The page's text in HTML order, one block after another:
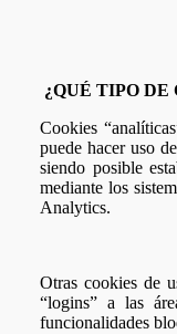
¿QUÉ TIPO DE
Cookies
puede hacer uso
siendo posible
mediante los
Analytics.
Otras cookies de
“logins” a las
funcionalidades